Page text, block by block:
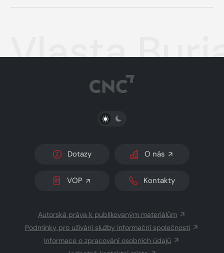
Vlasta
PŘEPNOUT SVĚTLÝ/TMAVÝ REŽIM
Dotazy O nás
VOP Kontakty
Autorská práva k publikovaným materiálům
Podmínky pro užívání služby informační společnosti
Informace o zpracování osobních údajů